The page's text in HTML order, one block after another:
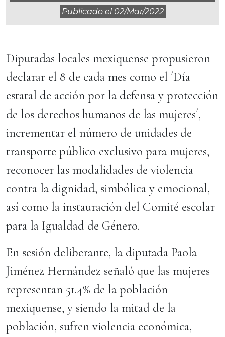
Publicado el 02/mar/2022
Diputadas locales mexiquense propusieron
declarar el 8 de cada mes como el ´Día
estatal de acción por la defensa y protección
de los derechos humanos de las mujeres´,
incrementar el número de unidades de
transporte público exclusivo para mujeres,
reconocer las modalidades de violencia
contra la dignidad, simbólica y emocional,
así como la instauración del Comité escolar
para la Igualdad de Género.
En sesión deliberante, la diputada Paola
Jiménez Hernández señaló que las mujeres
representan 51.4% de la población
mexiquense, y siendo la mitad de la
población, sufren violencia económica,